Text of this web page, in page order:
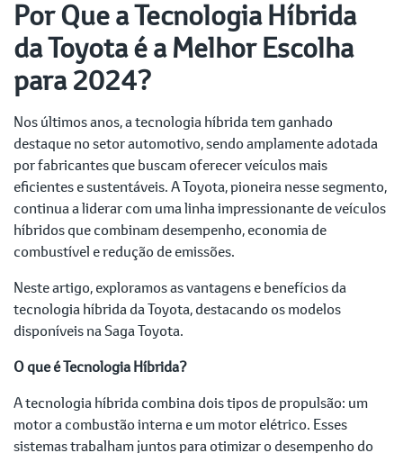
Por Que a Tecnologia Híbrida
da Toyota é a Melhor Escolha
para 2024?
Nos últimos anos, a tecnologia híbrida tem ganhado
destaque no setor automotivo, sendo amplamente adotada
por fabricantes que buscam oferecer veículos mais
eficientes e sustentáveis. A Toyota, pioneira nesse segmento,
continua a liderar com uma linha impressionante de veículos
híbridos que combinam desempenho, economia de
combustível e redução de emissões.
Neste artigo, exploramos as vantagens e benefícios da
tecnologia híbrida da Toyota, destacando os modelos
disponíveis na Saga Toyota.
O que é Tecnologia Híbrida?
A tecnologia híbrida combina dois tipos de propulsão: um
motor a combustão interna e um motor elétrico. Esses
sistemas trabalham juntos para otimizar o desempenho do